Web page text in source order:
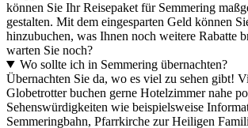
können Sie Ihr Reisepaket für Semmering
gestalten. Mit dem eingesparten Geld können
hinzubuchen, was Ihnen noch weitere Rabatte
warten Sie noch?
Wo sollte ich in Semmering übernachten?
Übernachten Sie da, wo es viel zu sehen gibt!
Globetrotter buchen gerne Hotelzimmer nahe
Sehenswürdigkeiten wie beispielsweise
Semmeringbahn, Pfarrkirche zur Heiligen